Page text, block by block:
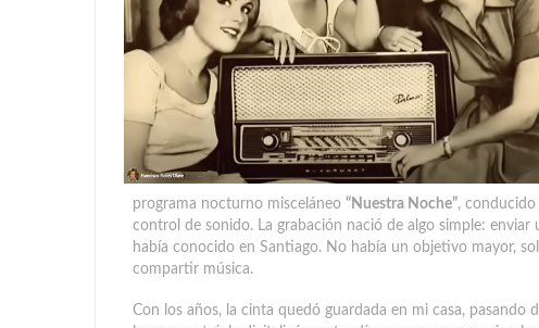
programa nocturno misceláneo “Nuestra Noche”,
control de sonido. La grabación nació de algo simple:
había conocido en Santiago. No había un objetivo mayor,
compartir música.
Con los años, la cinta quedó guardada en mi casa,